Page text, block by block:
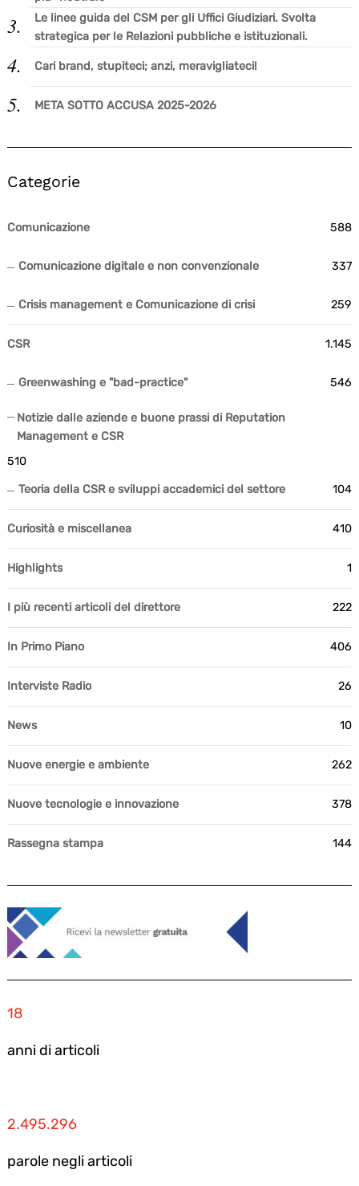
Le linee guida del CSM per gli Uffici Giudiziari. Svolta
strategica per le Relazioni pubbliche e istituzionali.
Cari brand, stupiteci; anzi, meravigliateci!
META SOTTO ACCUSA 2025-2026
Categorie
Comunicazione 588
Comunicazione digitale e non convenzionale 337
Crisis management e Comunicazione di crisi 259
CSR 1.145
Greenwashing e "bad-practice" 546
Notizie dalle aziende e buone prassi di Reputation
Management e CSR
510
Teoria della CSR e sviluppi accademici del settore 104
Curiosità e miscellanea 410
Highlights 1
I più recenti articoli del direttore 222
In Primo Piano 406
Interviste Radio 26
News 10
Nuove energie e ambiente 262
Nuove tecnologie e innovazione 378
Rassegna stampa 144
18
anni di articoli
2.495.296
parole negli articoli
Search
for: